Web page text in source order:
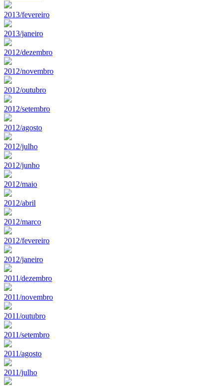
2013/fevereiro
2013/janeiro
2012/dezembro
2012/novembro
2012/outubro
2012/setembro
2012/agosto
2012/julho
2012/junho
2012/maio
2012/abril
2012/marco
2012/fevereiro
2012/janeiro
2011/dezembro
2011/novembro
2011/outubro
2011/setembro
2011/agosto
2011/julho